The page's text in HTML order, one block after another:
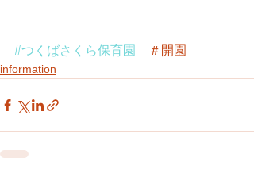
#つくばさくら保育園 ＃開園
information